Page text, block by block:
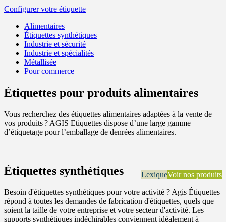
Configurer votre étiquette
Alimentaires
Étiquettes synthétiques
Industrie et sécurité
Industrie et spécialités
Métallisée
Pour commerce
Étiquettes pour produits alimentaires
Vous recherchez des étiquettes alimentaires adaptées à la vente de
vos produits ? AGIS Etiquettes dispose d’une large gamme
d’étiquetage pour l’emballage de denrées alimentaires.
LexiqueVoir nos produits
Étiquettes synthétiques
Besoin d'étiquettes synthétiques pour votre activité ? Agis Étiquettes
répond à toutes les demandes de fabrication d'étiquettes, quels que
soient la taille de votre entreprise et votre secteur d'activité. Les
supports synthétiques indéchirables conviennent idéalement à